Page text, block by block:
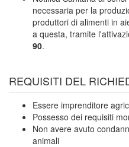
necessaria per la
produttori di alimenti in
a questa, tramite
90.
REQUISITI DEL
Essere imprenditore
Possesso dei requisiti
Non avere avuto
animali